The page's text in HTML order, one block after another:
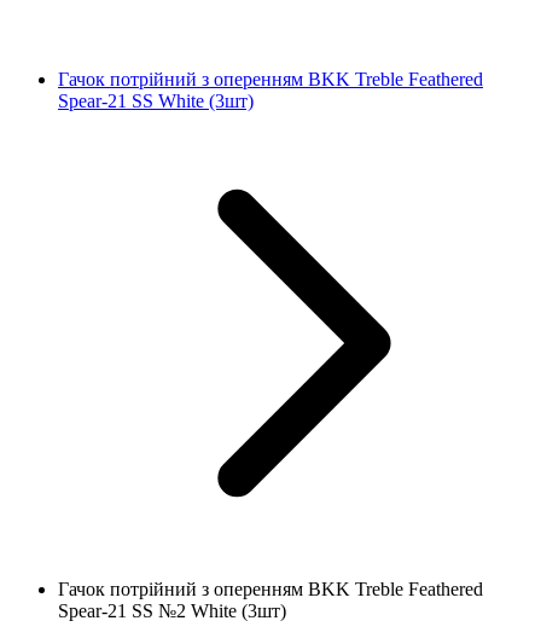
Гачок потрійний з оперенням BKK Treble Feathered
Spear-21 SS White (3шт)
Гачок потрійний з оперенням BKK Treble Feathered
Spear-21 SS №2 White (3шт)